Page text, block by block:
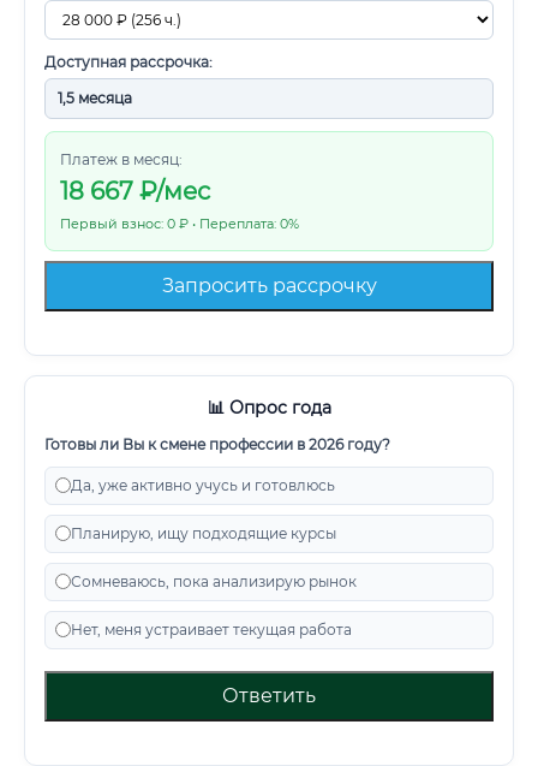
Доступная рассрочка:
Платеж в месяц:
18 667 ₽/мес
Первый взнос: 0 ₽ • Переплата: 0%
Запросить рассрочку
📊 Опрос года
Готовы ли Вы к смене профессии в 2026 году?
Да, уже активно учусь и готовлюсь
Планирую, ищу подходящие курсы
Сомневаюсь, пока анализирую рынок
Нет, меня устраивает текущая работа
Ответить